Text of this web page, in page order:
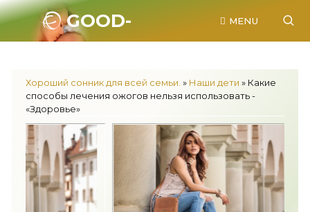
GOOD-
MENU
Хороший сонник для всей семьи. » Наши дети » Какие
способы лечения ожогов нельзя использовать -
«Здоровье»